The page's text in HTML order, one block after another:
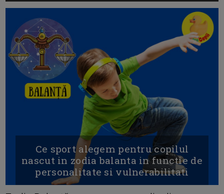
Ce sport alegem pentru copilul
nascut in zodia balanta in functie de
personalitate si vulnerabilitati